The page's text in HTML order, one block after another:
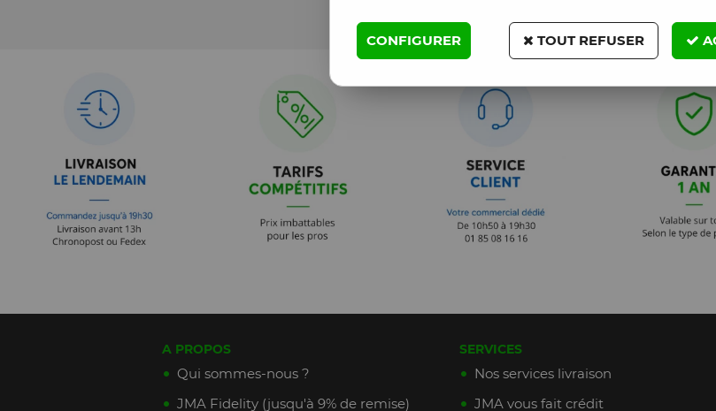
A PROPOS
Qui sommes-nous ?
JMA Fidelity (jusqu'à 9% de remise)
SERVICES
Nos services livraison
JMA vous fait crédit
CONFIGURER TOUT REFUSER